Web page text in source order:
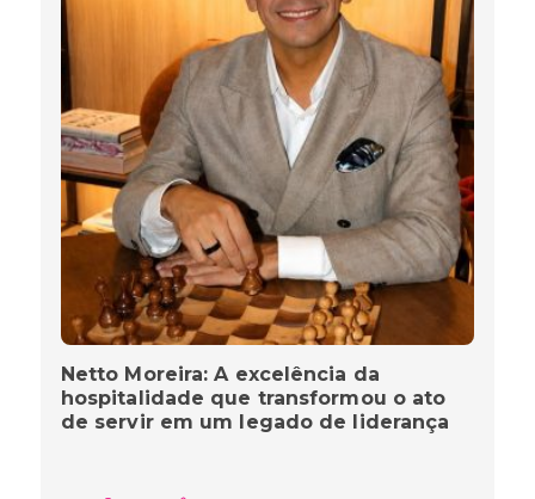
Netto Moreira: A excelência da
hospitalidade que transformou o ato
de servir em um legado de liderança